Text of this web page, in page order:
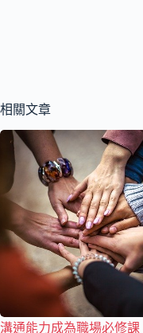
相關文章
溝通能力成為職場必修課